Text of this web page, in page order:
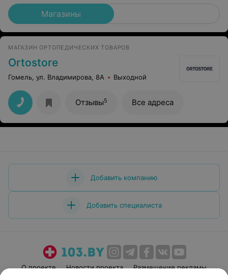
Магазины
МАГАЗИН ОРТОПЕДИЧЕСКИХ ТОВАРОВ
Ortostore
Гомель, ул. Владимирова, 8А Выходной
Отзывы5 Все адреса
Добавить компанию
Добавить специалиста
О проекте Новости проекта Размещение рекламы